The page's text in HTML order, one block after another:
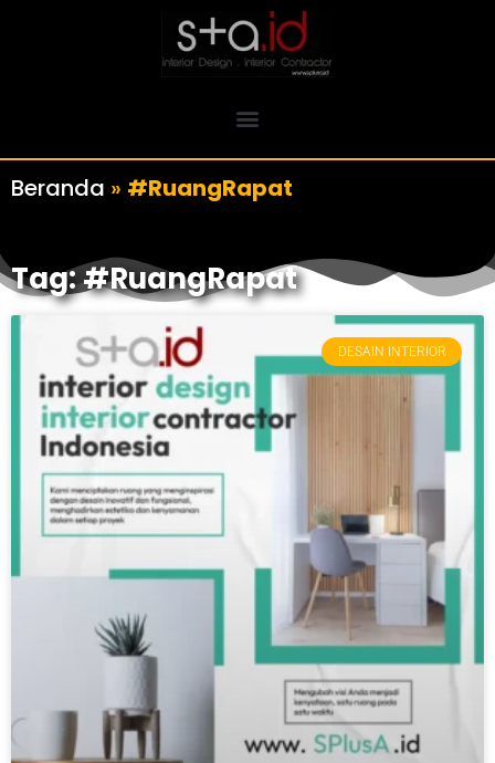
Beranda » #RuangRapat
Tag: #RuangRapat
DESAIN INTERIOR